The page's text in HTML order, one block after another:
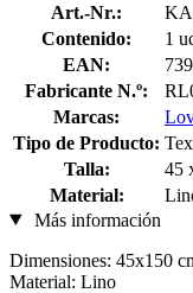
Art.-Nr.:
Contenido:
1
EAN:
Fabricante N.º:
Marcas:
Tipo de Producto:
Talla:
45
Material:
Más información
Dimensiones: 45x150
Material: Lino